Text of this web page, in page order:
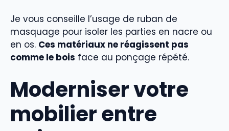
Je vous conseille l’usage de ruban de
masquage pour isoler les parties en nacre ou
en os. Ces matériaux ne réagissent pas
comme le bois face au ponçage répété.
Moderniser votre
mobilier entre